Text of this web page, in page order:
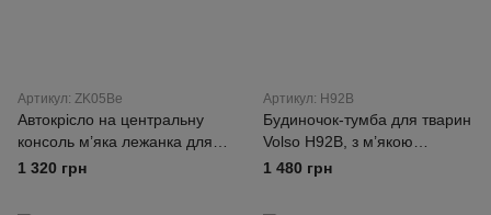
Артикул: ZK05Be
Автокрісло на центральну
консоль м’яка лежанка для
собаки/кота, фіксація
1 320 грн
Артикул: H92B
Будиночок-тумба для тварин
Volso H92B, з м’якою
лежанкою, чорний у клітинку
1 480 грн